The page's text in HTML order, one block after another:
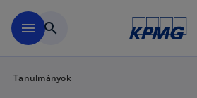
menu search
Tanulmányok